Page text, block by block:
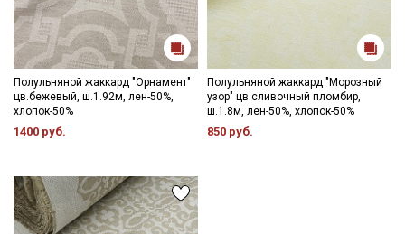
Полульняной жаккард "Орнамент"
цв.бежевый, ш.1.92м, лен-50%,
хлопок-50%
1400 руб.
Полульняной жаккард "Морозный
узор" цв.сливочный пломбир,
ш.1.8м, лен-50%, хлопок-50%
850 руб.